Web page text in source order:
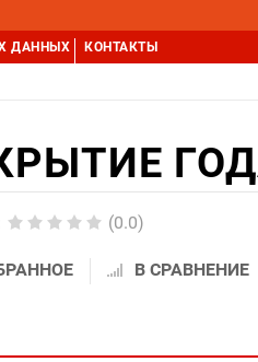
ДАННЫХ КОНТАКТЫ
(0.0)
В СРАВНЕНИЕ